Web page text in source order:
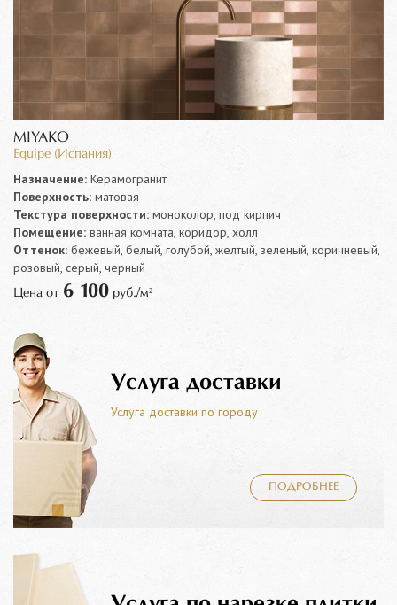
MIYAKO
Equipe (Испания)
Назначение: Керамогранит
Поверхность: матовая
Текстура поверхности: моноколор, под кирпич
Помещение: ванная комната, коридор, холл
Оттенок: бежевый, белый, голубой, желтый, зеленый, коричневый,
розовый, серый, черный
Цена от 6 100 руб./м²
Услуга доставки
Услуга доставки по городу
ПОДРОБНЕЕ